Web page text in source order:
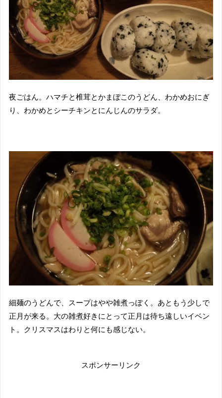
夜ごはん。ハマチと椎茸とかまぼこのうどん、わかめおにぎ
り、わかめとシーチキンとにんじんのサラダ。
細麺のうどんで、スープはやや雑煮っぽく。あともう少しで
正月が来る。大の雑煮好きにとって正月は待ち遠しいイベン
ト。クリスマスはわりと何にも感じない。
スポンサーリンク